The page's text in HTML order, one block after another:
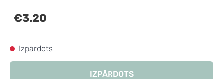
€3.20
Izpārdots
IZPĀRDOTS